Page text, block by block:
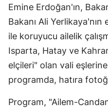
Emine Erdoğan'ın,
Bakanı Ali
ile koruyucu ailelik
Isparta, Hatay ve
elçileri" olan vali
programda, hatıra
Program, "Ailem-